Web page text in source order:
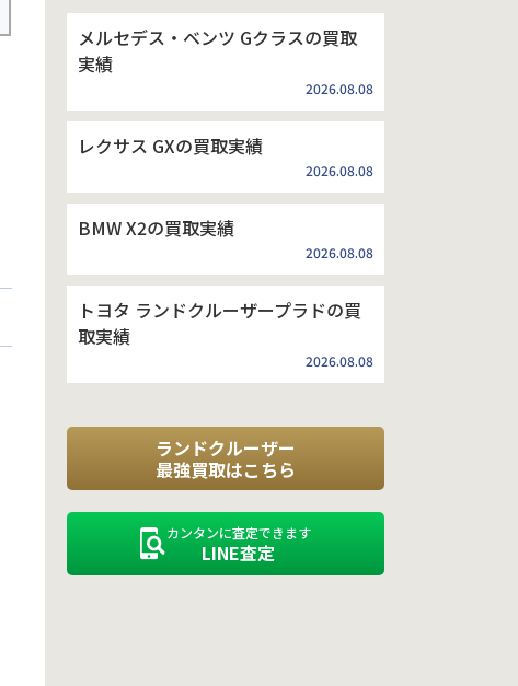
メルセデス・ベンツ Gクラスの買取
実績
2026.08.08
レクサス GXの買取実績
2026.08.08
BMW X2の買取実績
2026.08.08
トヨタ ランドクルーザープラドの買
取実績
2026.08.08
ランドクルーザー
最強買取はこちら
カンタンに査定できます
LINE査定